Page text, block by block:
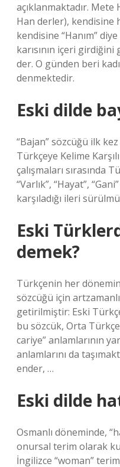
açıklanmaktadır.
Han derler),
kendisine “Hanım”
karısının içeri girdiğini
der. O günden beri
denmektedir.
Eski dilde
“Bajan” sözcüğü ilk
Türkçeye Kelime
çalışmaları sırasında
“Varlık”, “Hayat”,
karşıladığı ileri
Eski
demek?
Türkçenin her
sözcüğü için artzamanlı
getirilmiştir: Eski
bu sözcük, Orta
cariye” anlamlarının
anlamlarını da
ender, …
Eski dilde
Osmanlı döneminde,
onursal terim olarak
İngilizce “woman”